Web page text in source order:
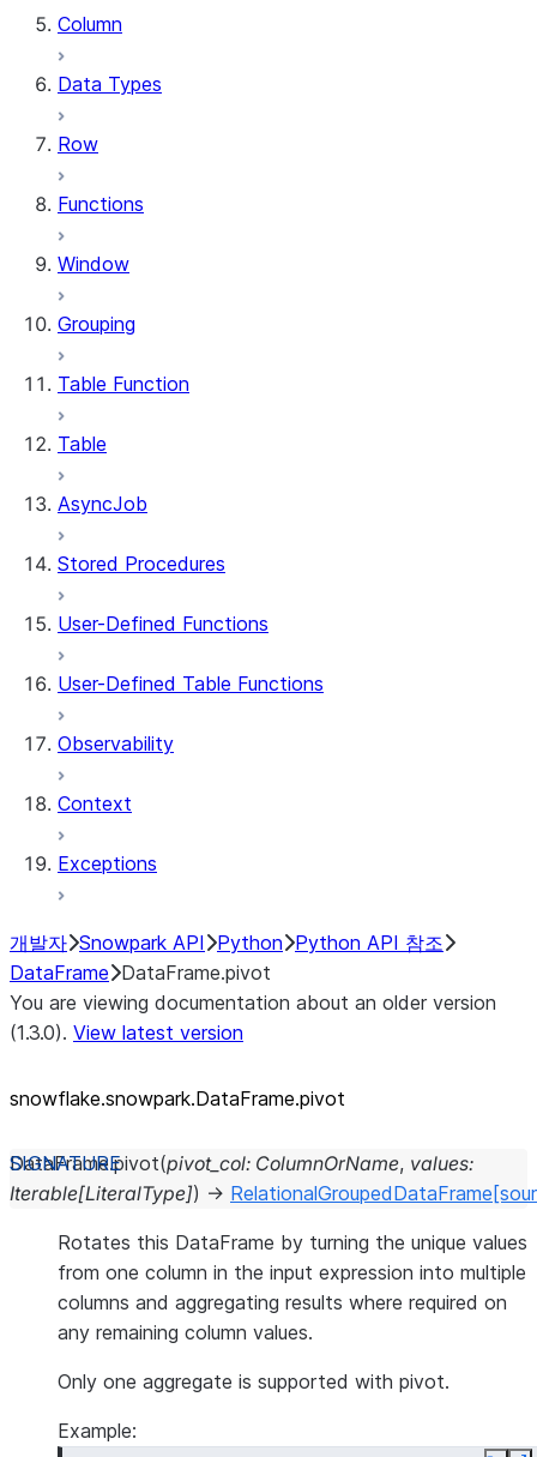
Column
Data Types
Row
Functions
Window
Grouping
Table Function
Table
AsyncJob
Stored Procedures
User-Defined Functions
User-Defined Table Functions
Observability
Context
Exceptions
개발자 Snowpark API Python Python API 참조
DataFrame DataFrame.pivot
You are viewing documentation about an older version
(1.3.0). View latest version
snowflake.snowpark.DataFrame.pivot
DataFrame.pivot(pivot_col: ColumnOrName, values:
Iterable[LiteralType]) → RelationalGroupedDataFrame
Rotates this DataFrame by turning the unique values
from one column in the input expression into multiple
columns and aggregating results where required on
any remaining column values.
Only one aggregate is supported with pivot.
Example: